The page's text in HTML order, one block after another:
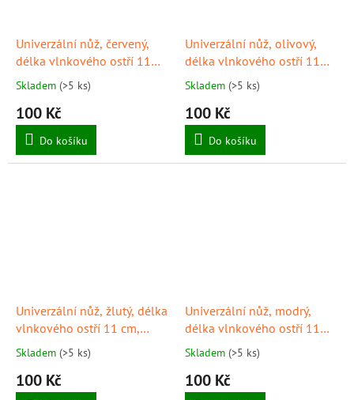
Univerzální nůž, červený,
délka vlnkového ostří 11
cm, GIESSER
Skladem (>5 ks)
100 Kč
Do košíku
Univerzální nůž, olivový,
délka vlnkového ostří 11
cm, GIESSER
Skladem (>5 ks)
100 Kč
Do košíku
Univerzální nůž, žlutý, délka
vlnkového ostří 11 cm,
GIESSER
Skladem (>5 ks)
100 Kč
Univerzální nůž, modrý,
délka vlnkového ostří 11
cm, GIESSER
Skladem (>5 ks)
100 Kč